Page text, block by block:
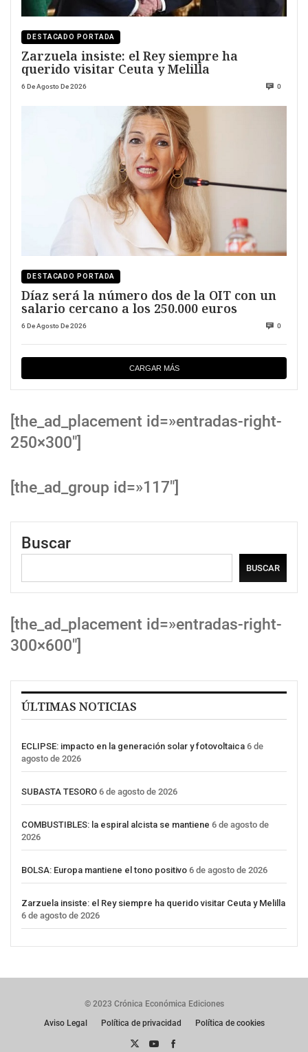
DESTACADO PORTADA
Zarzuela insiste: el Rey siempre ha
querido visitar Ceuta y Melilla
6 De Agosto De 2026 0
DESTACADO PORTADA
Díaz será la número dos de la OIT con un
salario cercano a los 250.000 euros
6 De Agosto De 2026 0
CARGAR MÁS
[the_ad_placement id=»entradas-right-
250×300″]
[the_ad_group id=»117″]
Buscar
BUSCAR
[the_ad_placement id=»entradas-right-
300×600″]
ÚLTIMAS NOTICIAS
ECLIPSE: impacto en la generación solar y fotovoltaica 6 de
agosto de 2026
SUBASTA TESORO 6 de agosto de 2026
COMBUSTIBLES: la espiral alcista se mantiene 6 de agosto de
2026
BOLSA: Europa mantiene el tono positivo 6 de agosto de 2026
Zarzuela insiste: el Rey siempre ha querido visitar Ceuta y Melilla
6 de agosto de 2026
© 2023 Crónica Económica Ediciones
Aviso Legal
Política de privacidad Política de cookies